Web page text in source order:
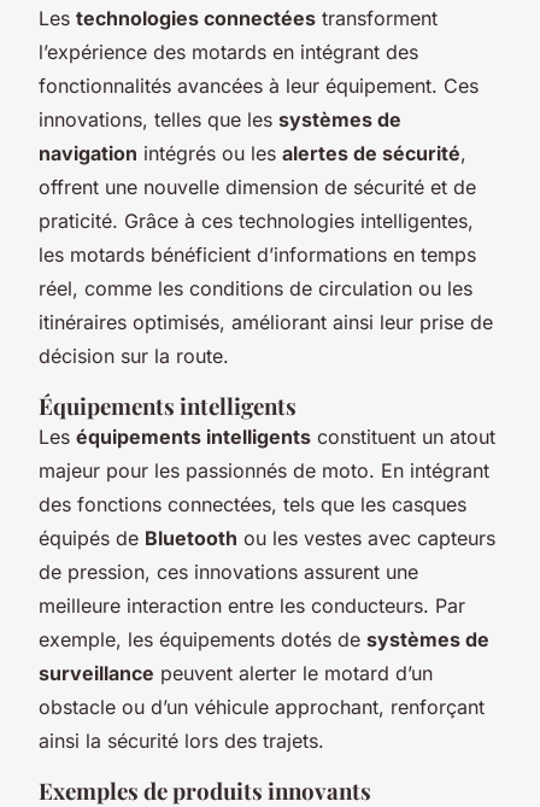
Les technologies connectées transforment
l’expérience des motards en intégrant des
fonctionnalités avancées à leur équipement. Ces
innovations, telles que les systèmes de
navigation intégrés ou les alertes de sécurité,
offrent une nouvelle dimension de sécurité et de
praticité. Grâce à ces technologies intelligentes,
les motards bénéficient d’informations en temps
réel, comme les conditions de circulation ou les
itinéraires optimisés, améliorant ainsi leur prise de
décision sur la route.
Équipements intelligents
Les équipements intelligents constituent un atout
majeur pour les passionnés de moto. En intégrant
des fonctions connectées, tels que les casques
équipés de Bluetooth ou les vestes avec capteurs
de pression, ces innovations assurent une
meilleure interaction entre les conducteurs. Par
exemple, les équipements dotés de systèmes de
surveillance peuvent alerter le motard d’un
obstacle ou d’un véhicule approchant, renforçant
ainsi la sécurité lors des trajets.
Exemples de produits innovants